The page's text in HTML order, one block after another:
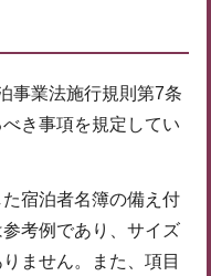
事業法施行規則第7条
き事項を規定してい
宿泊者名簿の備え付
考例であり、サイズ
ません。また、項目